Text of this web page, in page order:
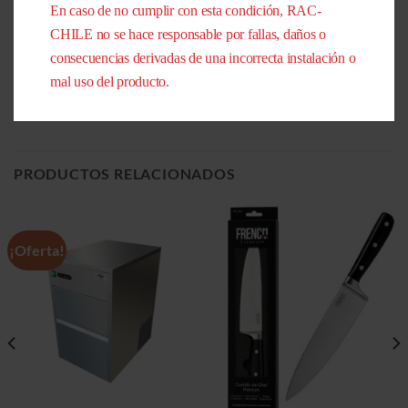
INFORMACIÓN ADICIONAL
54 kg
PRODUCTOS RELACIONADOS
¡Oferta!
En caso de no cumplir con esta condición, RAC-
CHILE no se hace responsable por fallas, daños o
consecuencias derivadas de una incorrecta instalación o
mal uso del producto.